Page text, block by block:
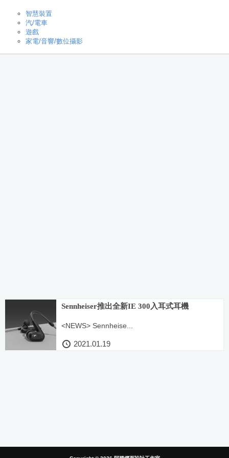
智慧裝置
汽/電車
遊戲
家電/音響/數位攝影
Sennheiser推出全新IE 300入耳式耳機
<NEWS> Sennheise...
2021.01.19